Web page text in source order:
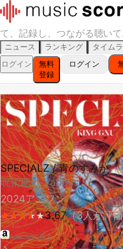
て、記録し、つながる聴い
ニュース ランキング タイム
ログイン
無料
登録
ログイン
SPECIALZ / 青のすみか
呪術廻戦 Various
2024アニソン
★
★★
★★
★★
★★3.67（3人が評価）
Amazonで探す
🔥スキ！ 聴いた 聴き